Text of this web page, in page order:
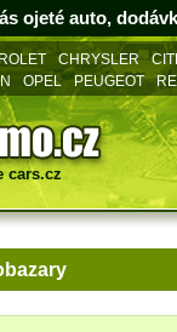
ojeté auto,
CHRYSLER
OPEL PEUGEOT
cars.cz